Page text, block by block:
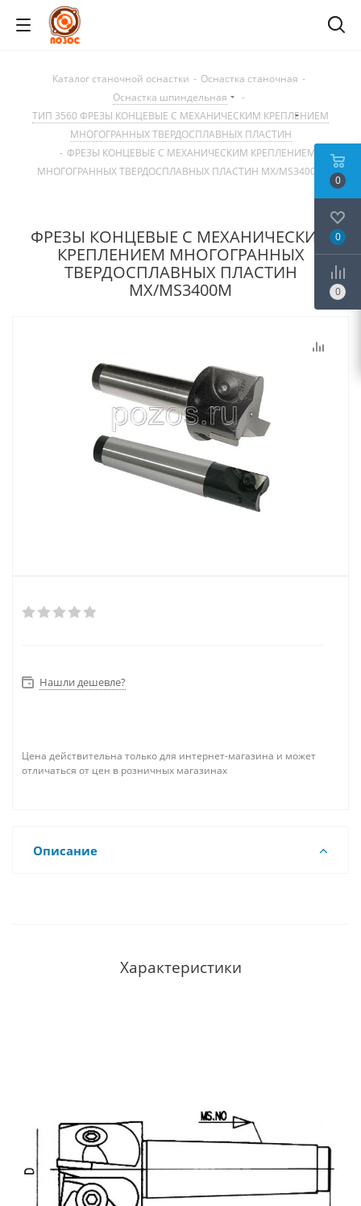
Каталог станочной оснастки - Оснастка станочная -
Оснастка шпиндельная
-
ТИП 3560 ФРЕЗЫ КОНЦЕВЫЕ С МЕХАНИЧЕСКИМ КРЕПЛЕНИЕМ
МНОГОГРАННЫХ ТВЕРДОСПЛАВНЫХ ПЛАСТИН
- ФРЕЗЫ КОНЦЕВЫЕ С МЕХАНИЧЕСКИМ КРЕПЛЕНИЕМ
МНОГОГРАННЫХ ТВЕРДОСПЛАВНЫХ ПЛАСТИН MX/MS3400M
ФРЕЗЫ КОНЦЕВЫЕ С МЕХАНИЧЕСКИМ
КРЕПЛЕНИЕМ МНОГОГРАННЫХ
ТВЕРДОСПЛАВНЫХ ПЛАСТИН
MX/MS3400M
Нашли дешевле?
Цена действительна только для интернет-магазина и может
отличаться от цен в розничных магазинах
Описание
Характеристики
0
0
0